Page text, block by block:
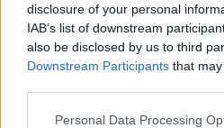
disclosure of your personal
IAB’s list of downstream
also be disclosed by us to third
Downstream Participants that
Please note that this website/app
Personal Data Processing
Új
csomópont